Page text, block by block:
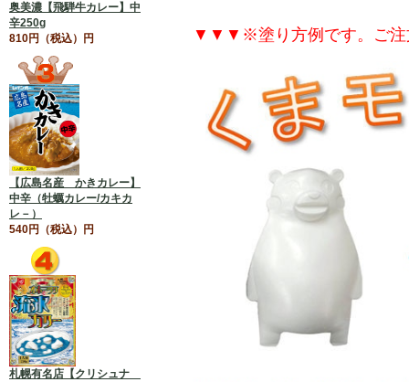
奥美濃【飛騨牛カレー】中
辛250g
810円（税込）円
【広島名産 かきカレー】
中辛（牡蠣カレー/カキカ
レ－）
540円（税込）円
札幌有名店【クリシュナ
▼▼▼※塗り方例です。ご注